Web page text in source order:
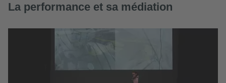
La performance et sa médiation